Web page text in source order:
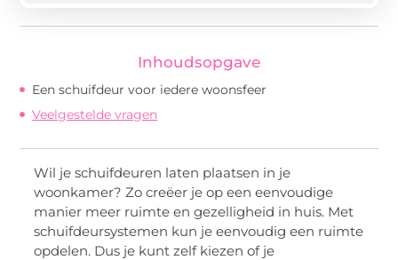
Inhoudsopgave
Een schuifdeur voor iedere woonsfeer
Veelgestelde vragen
Wil je schuifdeuren laten plaatsen in je
woonkamer? Zo creëer je op een eenvoudige
manier meer ruimte en gezelligheid in huis. Met
schuifdeursystemen kun je eenvoudig een ruimte
opdelen. Dus je kunt zelf kiezen of je